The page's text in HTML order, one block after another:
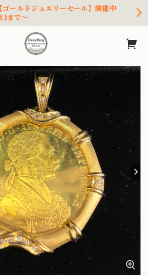
ゴールドジュエリーセール】開催中
)まで～